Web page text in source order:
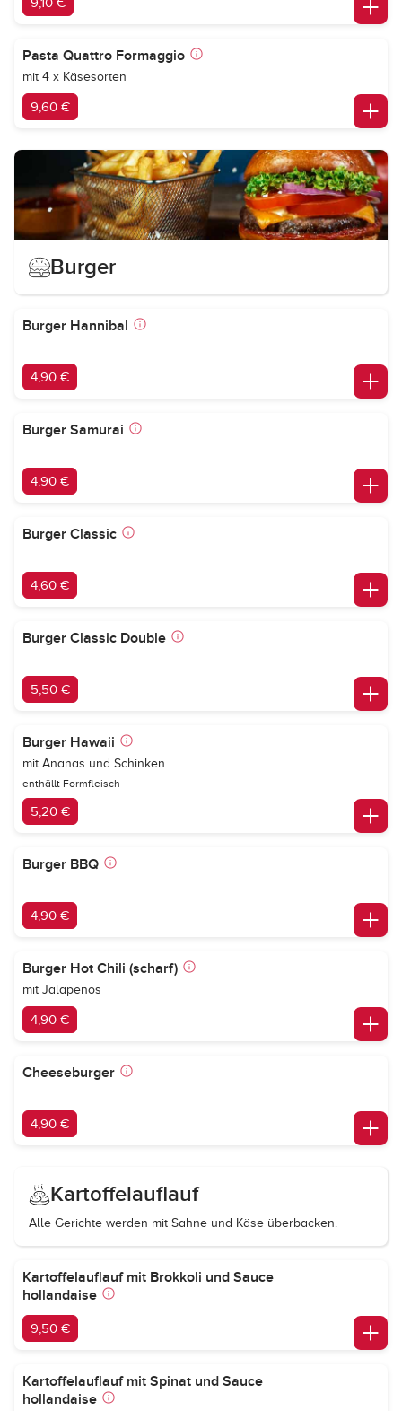
Pasta Quattro Formaggio
mit 4 x Käsesorten
9,60 €
Burger
Burger Hannibal
4,90 €
Burger Samurai
4,90 €
Burger Classic
4,60 €
Burger Classic Double
5,50 €
Burger Hawaii
mit Ananas und Schinken
enthällt Formfleisch
5,20 €
Burger BBQ
4,90 €
Burger Hot Chili (scharf)
mit Jalapenos
4,90 €
Cheeseburger
4,90 €
Kartoffelauflauf
Alle Gerichte werden mit Sahne und Käse überbacken.
Kartoffelauflauf mit Brokkoli und Sauce
hollandaise
9,50 €
Kartoffelauflauf mit Spinat und Sauce
hollandaise